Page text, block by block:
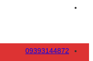
09393144872